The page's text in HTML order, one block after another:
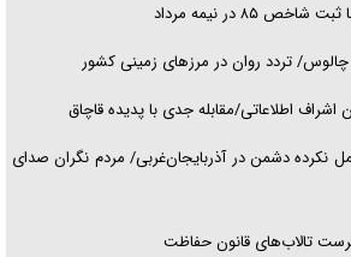
۸۵ در نیمه مرداد
تردد روان در مرز‌های زمینی کشور
اشراف اطلاعاتی/مقابله جدی با پدیده قاچاق
نکرده دشمن در آذربایجان‌غربی/ مردم نگران صدای
تالاب‌های قانون حفاظت